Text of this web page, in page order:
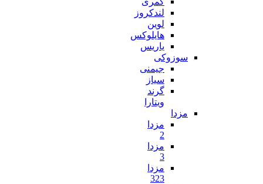
لندکروز
لوین
هایلوکس
یاریس
سوزوکی
جیمنی
سیاز
گرند
ویتارا
مزدا
مزدا
2
مزدا
3
مزدا
323